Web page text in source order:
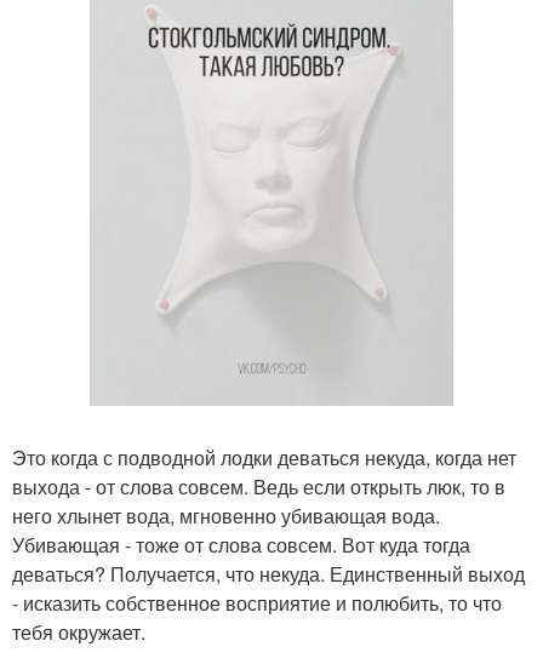
Это когда с подводной лодки деваться некуда, когда нет
выхода - от слова совсем. Ведь если открыть люк, то в
него хлынет вода, мгновенно убивающая вода.
Убивающая - тоже от слова совсем. Вот куда тогда
деваться? Получается, что некуда. Единственный выход
- исказить собственное восприятие и полюбить, то что
тебя окружает.